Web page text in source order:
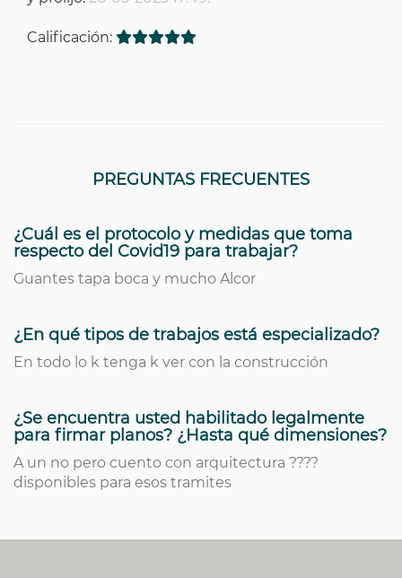
Calificación:
PREGUNTAS FRECUENTES
¿Cuál es el protocolo y medidas que toma
respecto del Covid19 para trabajar?
Guantes tapa boca y mucho Alcor
¿En qué tipos de trabajos está especializado?
En todo lo k tenga k ver con la construcción
¿Se encuentra usted habilitado legalmente
para firmar planos? ¿Hasta qué dimensiones?
A un no pero cuento con arquitectura ????
disponibles para esos tramites